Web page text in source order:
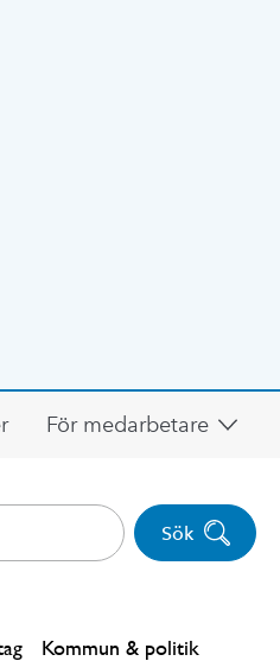
För medarbetare
Sök
Kommun & politik